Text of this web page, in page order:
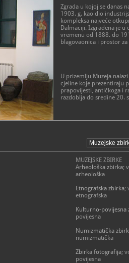
Zgrada u kojoj se danas
1903. g. kao dio
kompleksa najveće
Dalmaciji. Izgrađena je u
vremenu od 1888. do
blagovaonica i prostor
U prizemlju Muzeja
cjeline koje prezentiraju
prapovijesti, antičkoga i
razdoblja do sredine 20.
spomenicima:
zapisima, mozaicima i
metalnim predmetima
brojnosti antičkih nalaza
prolazila kroz prostor
gradove rimske
predstavljeno je
Osobito se ističe
Izlošci Kulturno-
20. st. kada grad dosiže
procvat građanskog
MUZEJSKE ZBIRKE
Arheološka zbirka;
arheološka
Etnografska zbirka;
etnografska
Kulturno-povijesna
povijesna
Numizmatička
numizmatička
Zbirka fotografija;
povijesna